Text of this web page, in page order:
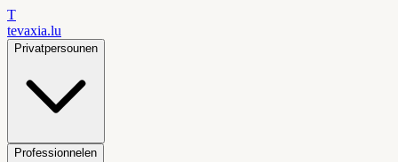
T
tevaxia.lu
Privatpersounen
Professionnelen